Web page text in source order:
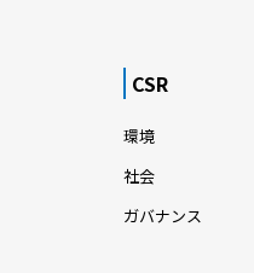
CSR
環境
社会
ガバナンス